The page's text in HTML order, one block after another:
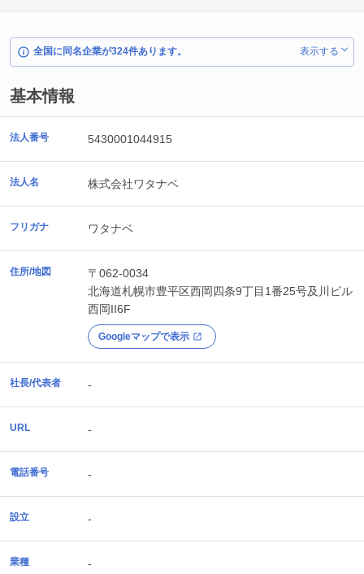
全国に同名企業が324件あります。 表示する
基本情報
法人番号 5430001044915
法人名 株式会社ワタナベ
フリガナ ワタナベ
住所/地図
〒062-0034
北海道札幌市豊平区西岡四条9丁目1番25号及川ビル
西岡II6F
Googleマップで表示
社長/代表者 -
URL -
電話番号 -
設立 -
業種 -